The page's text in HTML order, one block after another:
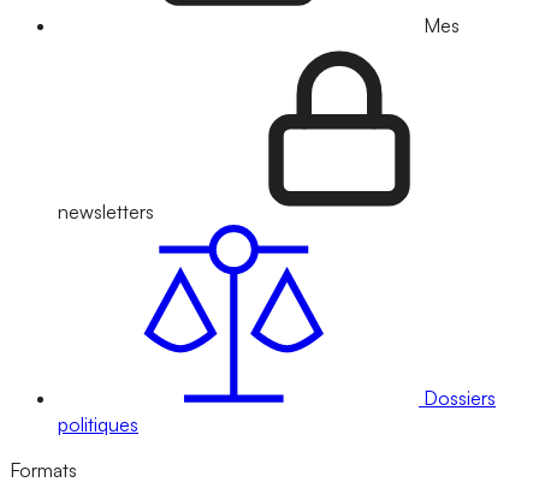
Mes
newsletters
Dossiers
politiques
Formats